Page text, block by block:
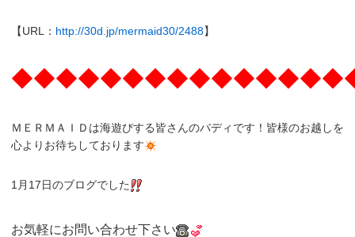
【URL： http://30d.jp/mermaid30/2488】
ＭＥＲＭＡＩＤは海遊びする皆さんのバディです！皆様のお越しを
心よりお待ちしております
1月17日のブログでした
お気軽にお問い合わせ下さい